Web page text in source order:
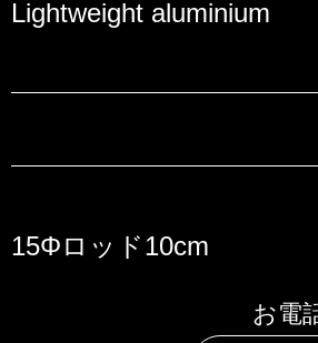
Lightweight aluminium
15Φロッド10cm
お電